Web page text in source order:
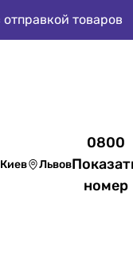
товаров
Киев Львов
0800
номер